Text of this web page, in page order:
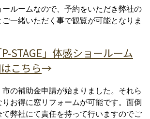
ルームなので、予約をいただき弊社の
一緒いただく事で観覧が可能となりま
STAGE」体感ショールーム
こちら→
の補助金申請が始まりました。それら
お得に窓リフォームが可能です。面倒
て弊社にて責任を持って行いますのでご